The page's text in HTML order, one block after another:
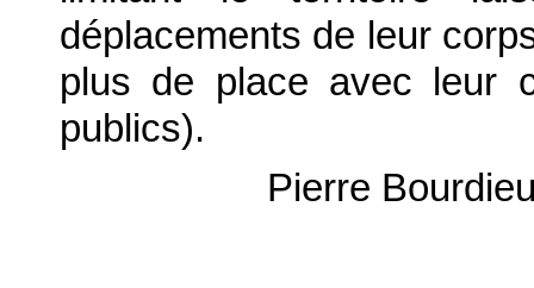
déplacements de leur
plus de place avec leur
publics).
Pierre